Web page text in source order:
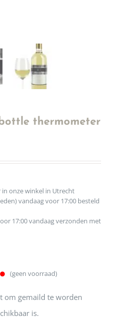
thermometer
onze winkel in Utrecht
vandaag voor 17:00 besteld
17:00 vandaag verzonden met
(geen voorraad)
om gemaild te worden
is.